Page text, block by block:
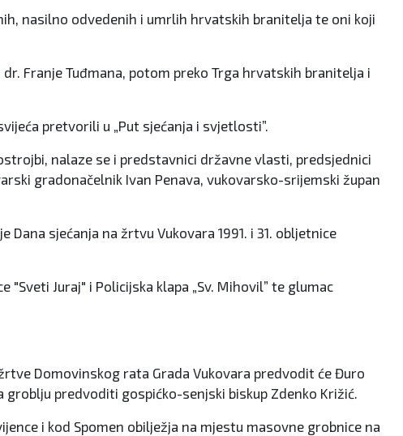
nasilno odvedenih i umrlih hrvatskih branitelja te oni koji
Franje Tuđmana, potom preko Trga hrvatskih branitelja i
pretvorili u „Put sjećanja i svjetlosti”.
nalaze se i predstavnici državne vlasti, predsjednici
gradonačelnik Ivan Penava, vukovarsko-srijemski župan
sjećanja na žrtvu Vukovara 1991. i 31. obljetnice
Juraj" i Policijska klapa „Sv. Mihovil” te glumac
Domovinskog rata Grada Vukovara predvodit će Đuro
predvoditi gospićko-senjski biskup Zdenko Križić.
i kod Spomen obilježja na mjestu masovne grobnice na